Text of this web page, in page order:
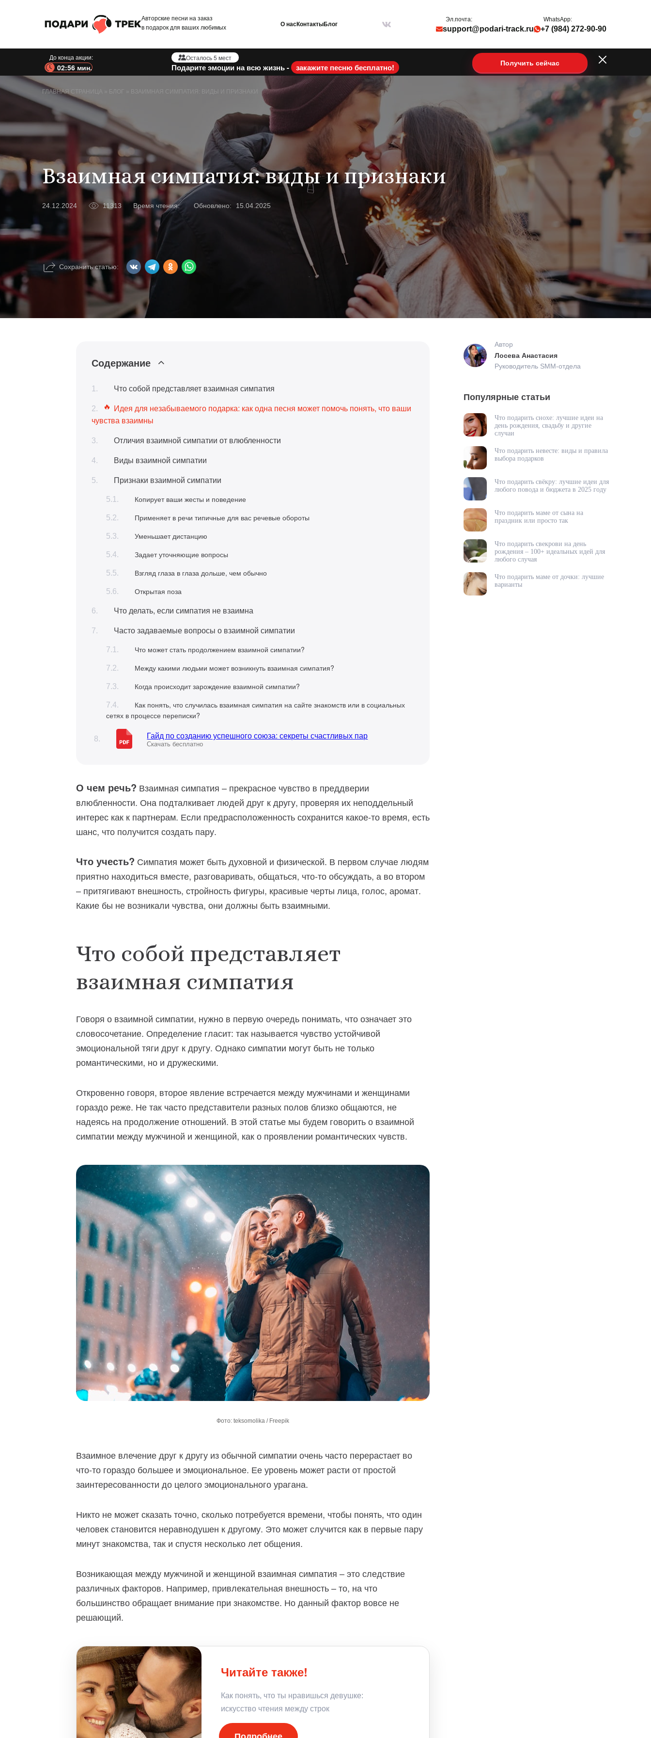
Авторские песни на заказ
в подарок для ваших любимых
О насКонтактыБлог
Эл.почта:
support@podari-track.ru
WhatsApp:
+7 (984) 272-90-90
До конца акции:
02:54 мин.
Осталось 5 мест
Подарите эмоции на всю жизнь - закажите песню бесплатно! Получить сейчас
ГЛАВНАЯ СТРАНИЦА » БЛОГ » ВЗАИМНАЯ СИМПАТИЯ: ВИДЫ И ПРИЗНАКИ
Взаимная симпатия: виды и признаки
24.12.2024 11313 Время чтения: Обновлено: 15.04.2025
Сохранить статью:
Содержание
Что собой представляет взаимная симпатия
Идея для незабываемого подарка: как одна песня может помочь понять, что ваши
чувства взаимны
Отличия взаимной симпатии от влюбленности
Виды взаимной симпатии
Признаки взаимной симпатии
Копирует ваши жесты и поведение
Применяет в речи типичные для вас речевые обороты
Уменьшает дистанцию
Задает уточняющие вопросы
Взгляд глаза в глаза дольше, чем обычно
Открытая поза
Что делать, если симпатия не взаимна
Часто задаваемые вопросы о взаимной симпатии
Что может стать продолжением взаимной симпатии?
Между какими людьми может возникнуть взаимная симпатия?
Когда происходит зарождение взаимной симпатии?
Как понять, что случилась взаимная симпатия на сайте знакомств или в социальных
сетях в процессе переписки?
Гайд по созданию успешного союза: секреты счастливых пар
Скачать бесплатно
О чем речь? Взаимная симпатия – прекрасное чувство в преддверии
влюбленности. Она подталкивает людей друг к другу, проверяя их неподдельный
интерес как к партнерам. Если предрасположенность сохранится какое-то время, есть
шанс, что получится создать пару.
Что учесть? Симпатия может быть духовной и физической. В первом случае людям
приятно находиться вместе, разговаривать, общаться, что-то обсуждать, а во втором
– притягивают внешность, стройность фигуры, красивые черты лица, голос, аромат.
Какие бы не возникали чувства, они должны быть взаимными.
Что собой представляет
взаимная симпатия
Говоря о взаимной симпатии, нужно в первую очередь понимать, что означает это
словосочетание. Определение гласит: так называется чувство устойчивой
эмоциональной тяги друг к другу. Однако симпатии могут быть не только
романтическими, но и дружескими.
Откровенно говоря, второе явление встречается между мужчинами и женщинами
гораздо реже. Не так часто представители разных полов близко общаются, не
надеясь на продолжение отношений. В этой статье мы будем говорить о взаимной
симпатии между мужчиной и женщиной, как о проявлении романтических чувств.
Фото: teksomolika / Freepik
Взаимное влечение друг к другу из обычной симпатии очень часто перерастает во
что-то гораздо большее и эмоциональное. Ее уровень может расти от простой
заинтересованности до целого эмоционального урагана.
Никто не может сказать точно, сколько потребуется времени, чтобы понять, что один
человек становится неравнодушен к другому. Это может случится как в первые пару
минут знакомства, так и спустя несколько лет общения.
Возникающая между мужчиной и женщиной взаимная симпатия – это следствие
различных факторов. Например, привлекательная внешность – то, на что
большинство обращает внимание при знакомстве. Но данный фактор вовсе не
решающий.
Читайте также!
Как понять, что ты нравишься девушке:
искусство чтения между строк
Автор
Лосева Анастасия
Руководитель SMM-отдела
Популярные статьи
Что подарить снохе: лучшие идеи на
день рождения, свадьбу и другие
случаи
Что подарить невесте: виды и правила
выбора подарков
Что подарить свёкру: лучшие идеи для
любого повода и бюджета в 2025 году
Что подарить маме от сына на
праздник или просто так
Что подарить свекрови на день
рождения – 100+ идеальных идей для
любого случая
Что подарить маме от дочки: лучшие
варианты